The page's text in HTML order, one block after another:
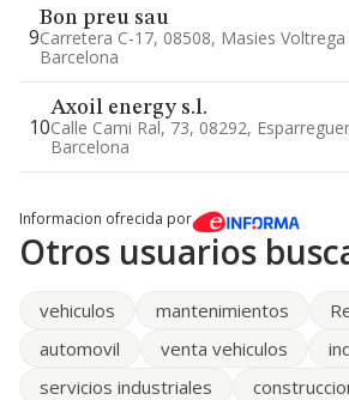
9
Bon preu sau
Carretera C-17, 08508, Masies
Barcelona
10
Axoil energy s.l.
Calle Cami Ral, 73, 08292,
Barcelona
Informacion ofrecida por
Otros usuarios
vehiculos mantenimientos
automovil
venta vehiculos
servicios industriales